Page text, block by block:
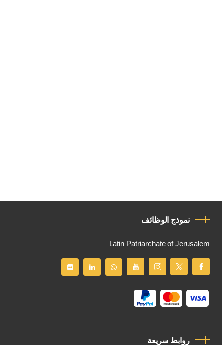
نموذج الوظائف
Latin Patriarchate of Jerusalem
روابط سريعة